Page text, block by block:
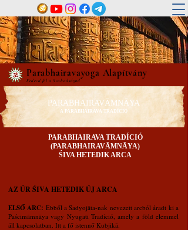
Parabhairavayoga Alapítvány
Fedezd fel a Szabadságod
PARABHAIRAVĀMNĀYA
A PARABHAIRAVA TRADÍCIÓ
AZ ÚR ŚIVA HETEDIK ÚJ ARCA
ELSŐ ARC: Ebből a Sadyojāta-nak nevezett arcból áradt ki a
Paścimāmnāya vagy Nyugati Tradíció, amely a föld elemmel
áll kapcsolatban. Itt a fő istennő Kubjikā.
PARABHAIRAVA TRADÍCIÓ
(PARABHAIRAVĀMNĀYA)
ŚIVA HETEDIK ARCA